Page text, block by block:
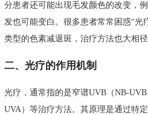
分患者还可能出现毛发颜色的改变，
发也可能变白。很多患者常常困惑“光
类型的色素减退斑，治疗方法也大相径
二、光疗的作用机制
光疗，通常指的是窄谱UVB（NB-
UVA）等治疗方法。其原理是通过特